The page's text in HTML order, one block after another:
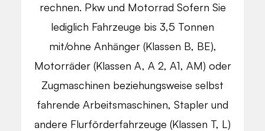
rechnen. Pkw und Motorrad Sofern Sie
lediglich Fahrzeuge bis 3,5 Tonnen
mit/ohne Anhänger (Klassen B, BE),
Motorräder (Klassen A, A 2, A1, AM) oder
Zugmaschinen beziehungsweise selbst
fahrende Arbeitsmaschinen, Stapler und
andere Flurförderfahrzeuge (Klassen T, L)